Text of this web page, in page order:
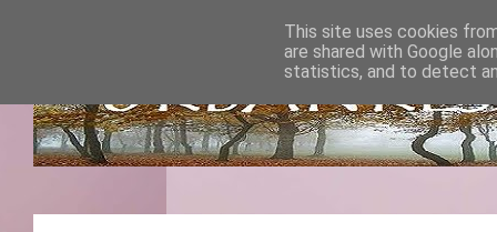
This site uses cookies
are shared with Google
statistics, and to detect